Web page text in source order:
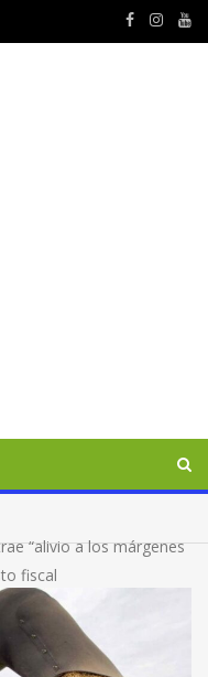
“alivio a los márgenes
fiscal